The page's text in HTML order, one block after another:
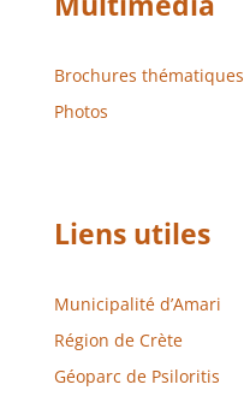
Brochures thématiques
Photos
Liens utiles
Municipalité d’Amari
Région de Crète
Géoparc de Psiloritis